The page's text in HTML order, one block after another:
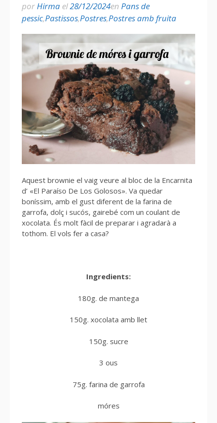
porHirma el28/12/2024en Pans de
pessic,Pastissos,Postres,Postres amb fruita
Aquest brownie el vaig veure al bloc de la Encarnita
d’ «El Paraíso De Los Golosos». Va quedar
boníssim, amb el gust diferent de la farina de
garrofa, dolç i sucós, gairebé com un coulant de
xocolata. És molt fàcil de preparar i agradarà a
tothom. El vols fer a casa?
Ingredients:
180g. de mantega
150g. xocolata amb llet
150g. sucre
3 ous
75g. farina de garrofa
móres